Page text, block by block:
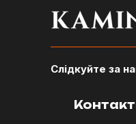
Слідкуйте за